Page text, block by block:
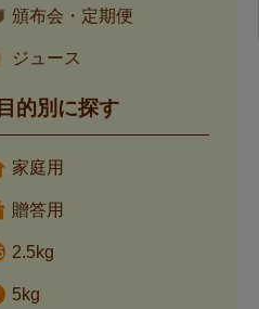
頒布会・定期便
ジュース
目的別に探す
家庭用
贈答用
2.5kg
5kg